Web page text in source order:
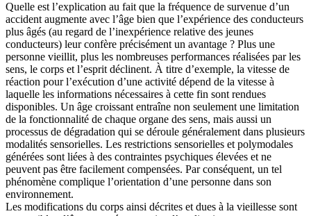
Quelle est l’explication au fait que la fréquence de survenue d’un
accident augmente avec l’âge bien que l’expérience des conducteurs
plus âgés (au regard de l’inexpérience relative des jeunes
conducteurs) leur confère précisément un avantage ? Plus une
personne vieillit, plus les nombreuses performances réalisées par les
sens, le corps et l’esprit déclinent. À titre d’exemple, la vitesse de
réaction pour l’exécution d’une activité dépend de la vitesse à
laquelle les informations nécessaires à cette fin sont rendues
disponibles. Un âge croissant entraîne non seulement une limitation
de la fonctionnalité de chaque organe des sens, mais aussi un
processus de dégradation qui se déroule généralement dans plusieurs
modalités sensorielles. Les restrictions sensorielles et polymodales
générées sont liées à des contraintes psychiques élevées et ne
peuvent pas être facilement compensées. Par conséquent, un tel
phénomène complique l’orientation d’une personne dans son
environnement.
Les modifications du corps ainsi décrites et dues à la vieillesse sont